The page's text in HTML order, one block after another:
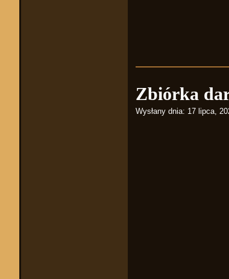
Zbiórka
Wysłany dnia: 17 lipca,